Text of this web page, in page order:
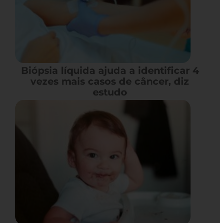
Biópsia líquida ajuda a identificar 4
vezes mais casos de câncer, diz
estudo